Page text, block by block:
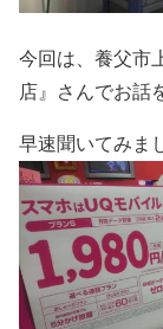
今回は、養父市
店』さんでお話
早速聞いてみま